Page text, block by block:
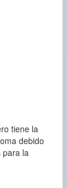
tiene la
debido
para la